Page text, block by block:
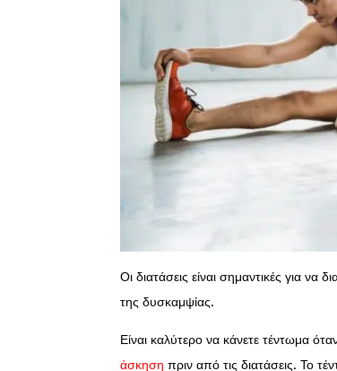
Οι διατάσεις είναι σημαντικές για να
της δυσκαμψίας.
Είναι καλύτερο να κάνετε τέντωμα
άσκηση πριν από τις διατάσεις. Το